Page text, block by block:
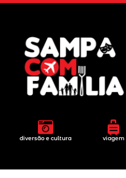
diversão e cultura viagem